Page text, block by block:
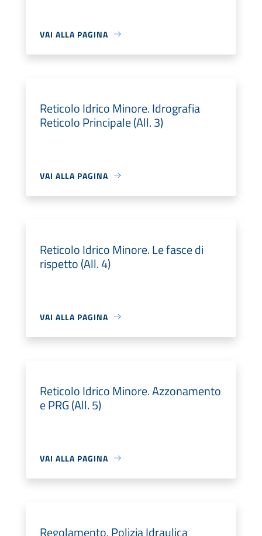
VAI ALLA PAGINA
Reticolo Idrico Minore. Idrografia
Reticolo Principale (All. 3)
VAI ALLA PAGINA
Reticolo Idrico Minore. Le fasce di
rispetto (All. 4)
VAI ALLA PAGINA
Reticolo Idrico Minore. Azzonamento
e PRG (All. 5)
VAI ALLA PAGINA
Regolamento. Polizia Idraulica